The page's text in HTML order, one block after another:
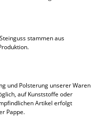
stammen aus
und Polsterung unserer Waren
auf Kunststoffe oder
Artikel erfolgt
Pappe.